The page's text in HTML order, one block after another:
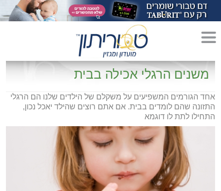
מדריך לגידול הורים»
הריון»
לידה»
מתכונים לקטנטנים»
סגנון חיים»
משנים הרגלי אכילה בבית
אחד הגורמים המשפיעים על משקלם של הילדים שלנו הם הרגלי
התזונה שהם לומדים בבית. אם אתם רוצים שהילד יאכל נכון,
התחילו לתת לו דוגמא